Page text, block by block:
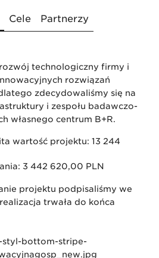
Cele Partnerzy
technologiczny firmy i
rozwiązań
zdecydowaliśmy się na
i zespołu badawczo-
własnego centrum B+R.
wartość projektu: 13 244
3 442 620,00 PLN
projektu podpisaliśmy we
trwała do końca
wyodrębnionej
– Centrum B+R Nowego Stylu.
ośrodek, w którym
będzie systematycznie
oraz prace
ich do tworzenia
pracach nad indywidualizacją
nowych
usprawniania i
produkcji mebli.
jeden z naszych budynków
aparaturę badawczą i
prac badawczo-rozwojowych
Wiejskiego,
Hutnicza w Krakowie,
Szkoła Zawodowa im.
w Krośnie.